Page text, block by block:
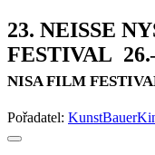
23. NEISSE
FESTIVAL
NISA FILM
Pořadatel: